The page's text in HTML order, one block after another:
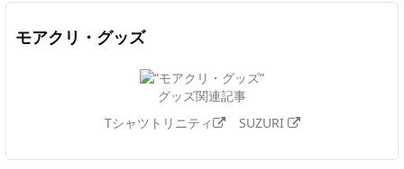
モアクリ・グッズ
グッズ関連記事
Tシャツトリニティ
SUZURI